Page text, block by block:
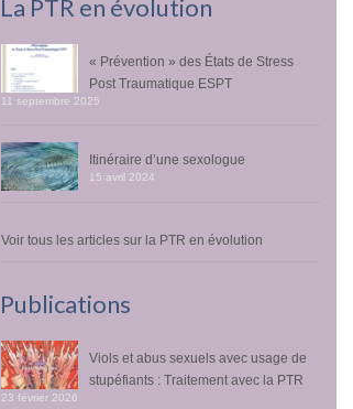
La PTR en évolution
« Prévention » des États de Stress
Post Traumatique ESPT
11 septembre 2025
Itinéraire d’une sexologue
15 avril 2024
Voir tous les articles sur la PTR en évolution
Publications
Viols et abus sexuels avec usage de
stupéfiants : Traitement avec la PTR
23 février 2026